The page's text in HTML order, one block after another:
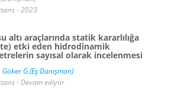
- 2023
altı araçlarında statik kararlılığa
etki eden hidrodinamik
sayısal olarak incelenmesi
Göker G.(Eş Danışman)
- Devam ediyor